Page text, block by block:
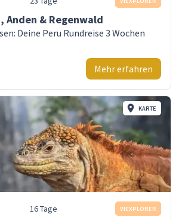
Anden & Regenwald
Deine Peru Rundreise 3 Wochen
Mehr erfahren
KARTE
16 Tage VIEXPLORER